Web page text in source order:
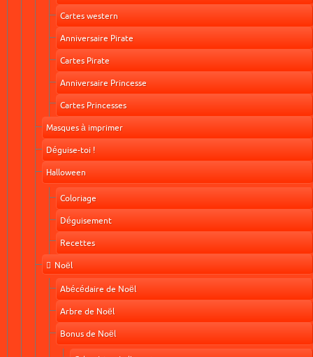
Cartes western
Anniversaire Pirate
Cartes Pirate
Anniversaire Princesse
Cartes Princesses
Masques à imprimer
Déguise-toi !
Halloween
Coloriage
Déguisement
Recettes
Noël
Abécédaire de Noël
Arbre de Noël
Bonus de Noël